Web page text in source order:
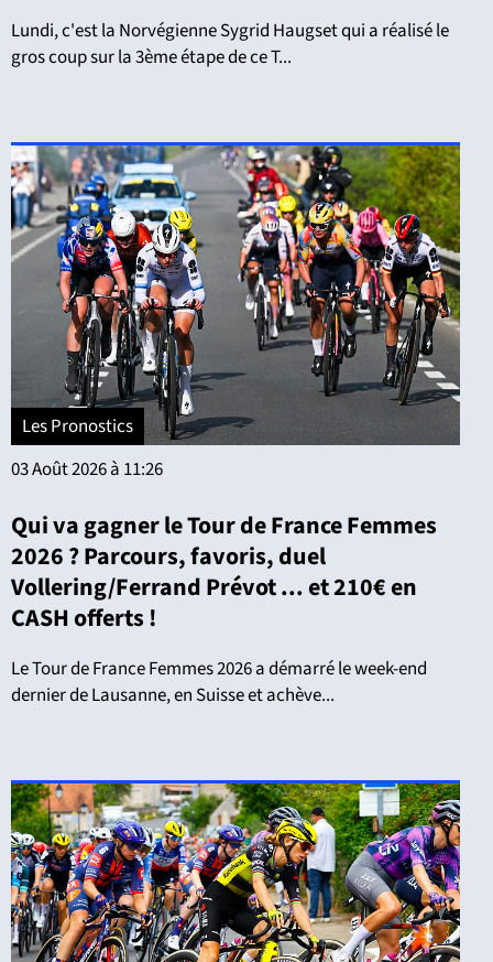
Lundi, c'est la Norvégienne Sygrid Haugset qui a réalisé le
gros coup sur la 3ème étape de ce T...
Les Pronostics
03 Août 2026 à 11:26
Qui va gagner le Tour de France Femmes
2026 ? Parcours, favoris, duel
Vollering/Ferrand Prévot ... et 210€ en
CASH offerts !
Le Tour de France Femmes 2026 a démarré le week-end
dernier de Lausanne, en Suisse et achève...